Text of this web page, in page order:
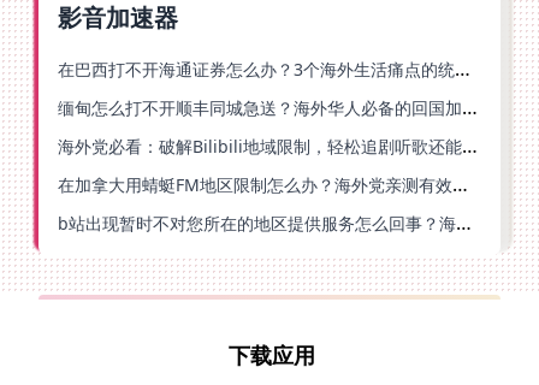
影音加速器
在巴西打不开海通证券怎么办？3个海外生活痛点的统一解决方案
缅甸怎么打不开顺丰同城急送？海外华人必备的回国加速指南（附B站会员游戏解决方案）
海外党必看：破解Bilibili地域限制，轻松追剧听歌还能流畅理财的实用指南
在加拿大用蜻蜓FM地区限制怎么办？海外党亲测有效的回国加速方案
b站出现暂时不对您所在的地区提供服务怎么回事？海外党亲测有效的回国加速方案
下载应用